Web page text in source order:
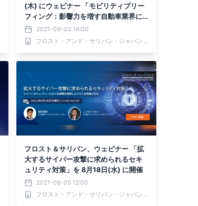
(木) にウェビナー 「モビリティブリー
フィング：影響力を増す自動車業界に
おけるサーキュラーエコノミー」を開
催
2021-09-03 16:00
フロスト・アンド・サリバン・ジャパン 株式会社
フロスト＆サリバン、ウェビナー 「拡
大するサイバー攻撃に求められるセキ
ュリティ対策」を 8月18日(水) に開催
2021-08-05 12:00
フロスト・アンド・サリバン・ジャパン 株式会社